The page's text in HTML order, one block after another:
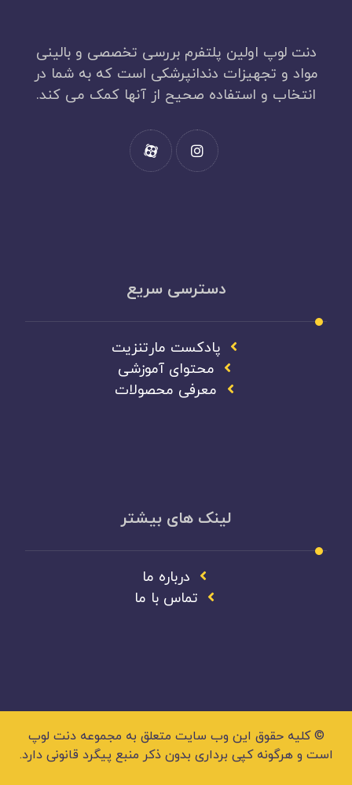
دنت لوپ اولین پلتفرم بررسی تخصصی و بالینی
مواد و تجهیزات دندانپرشکی است که به شما در
انتخاب و استفاده صحیح از آنها کمک می کند.
دسترسی سریع
پادکست مارتنزیت
محتوای آموزشی
معرفی محصولات
لینک های بیشتر
درباره ما
تماس با ما
© کلیه حقوق این وب سایت متعلق به مجموعه دنت لوپ
است و هرگونه کپی برداری بدون ذکر منبع پیگرد قانونی دارد.